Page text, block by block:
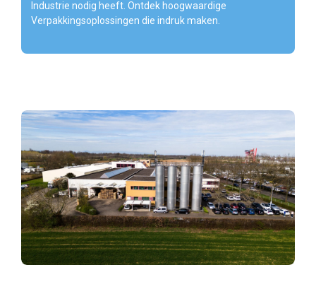
Industrie nodig heeft. Ontdek hoogwaardige
Verpakkingsoplossingen die indruk maken.